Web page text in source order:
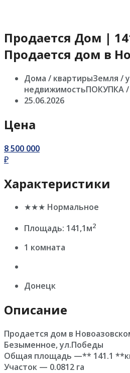
Продается Дом |
Продается дом в
Дома / квартирыЗемля /
недвижимостьПОКУПКА
25.06.2026
Цена
8 500 000
₽
Характеристики
★★★ Нормальное
Площадь: 141,1м2
1 комната
Донецк
Описание
Продается дом в
Безыменное, ул.Победы
Общая площадь —** 141.1
Участок — 0.0812 га